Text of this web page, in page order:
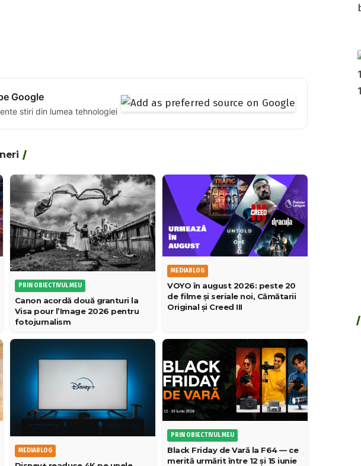
Google
stiri din lumea tehnologiei
PRIN OBIECTIVUL MEU
Canon acordă două granturi la
Visa pour l’Image 2026 pentru
fotojurnalism
MEDIABLOG
VOYO în august 2026: peste 20
de filme și seriale noi, Cămătarii
Original și Creed III
MEDIABLOG
PRIN OBIECTIVUL MEU
Black Friday de Vară la F64 — ce
merită urmărit între 12 și 15 iunie